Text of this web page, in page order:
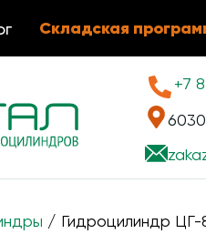
Складская
+7
/ Гидроцилиндр ЦГ-